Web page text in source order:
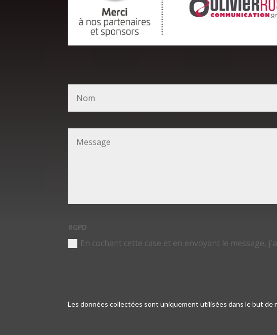
RGPD
En cochant cette case et en envoyant le message,
Les données collectées sont uniquement utilisées dans le but de